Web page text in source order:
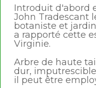
Introduit d'abord
John Tradescant
botaniste et
a rapporté cette
Virginie.
Arbre de haute
dur,
il peut être